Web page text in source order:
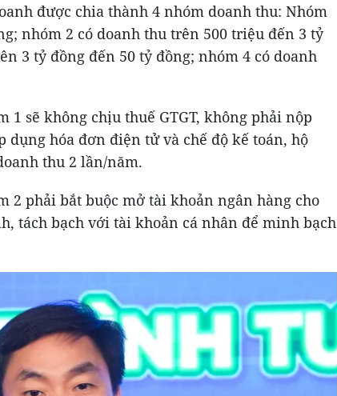
được chia thành 4 nhóm doanh thu: Nhóm
nhóm 2 có doanh thu trên 500 triệu đến 3 tỷ
3 tỷ đồng đến 50 tỷ đồng; nhóm 4 có doanh
1 sẽ không chịu thuế GTGT, không phải nộp
dụng hóa đơn điện tử và chế độ kế toán, hộ
thu 2 lần/năm.
2 phải bắt buộc mở tài khoản ngân hàng cho
tách bạch với tài khoản cá nhân để minh bạch